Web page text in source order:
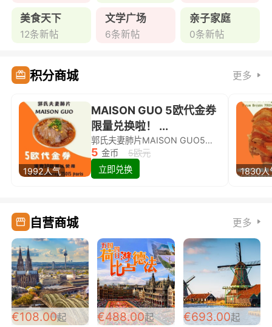
美食天下
12条新帖
文学广场
6条新帖
亲子家庭
0条新帖
积分商城 更多
1992人气
MAISON GUO 5欧代金券
限量兑换啦！ ...
郭氏夫妻肺片MAISON GUO5欧代金券限量兑换啦！
5 金币
5欧元
立即兑换
1830人
自营商城 更多
€108.00起 €488.00起 €693.00起